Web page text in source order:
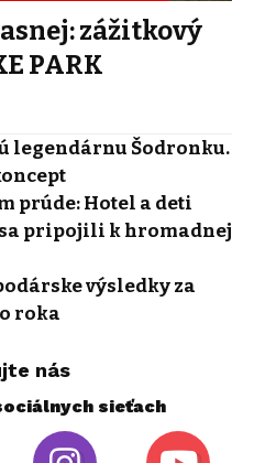
zážitkový
PARK
legendárnu Šodronku.
prúde: Hotel a deti
pripojili k hromadnej
výsledky za
roka
nás
sieťach